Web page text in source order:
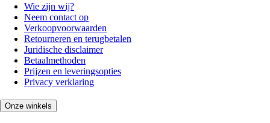
Wie zijn wij?
Neem contact op
Verkoopvoorwaarden
Retourneren en terugbetalen
Juridische disclaimer
Betaalmethoden
Prijzen en leveringsopties
Privacy verklaring
Onze winkels